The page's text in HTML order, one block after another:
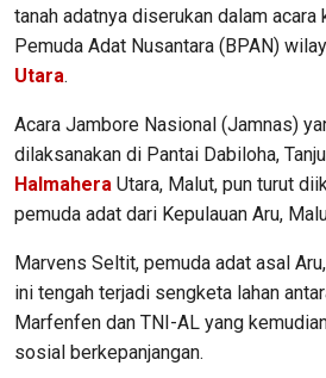
tanah adatnya diserukan dalam acara
Pemuda Adat Nusantara (BPAN)
Utara.
Acara Jambore Nasional (Jamnas)
dilaksanakan di Pantai Dabiloha,
Halmahera Utara, Malut, pun turut
pemuda adat dari Kepulauan Aru,
Marvens Seltit, pemuda adat asal
ini tengah terjadi sengketa lahan
Marfenfen dan TNI-AL yang
sosial berkepanjangan.